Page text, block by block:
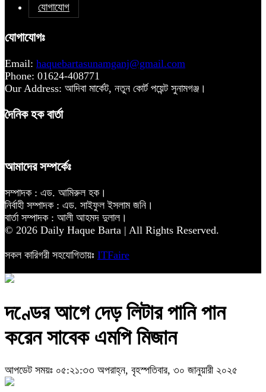
যোগাযোগ
যোগাযোগঃ
Email: haquebartasunamganj@gmail.com
Phone: 01624-408771
Our Address: আদিবা মার্কেট, নতুন কোর্ট পয়েন্ট সুনামগঞ্জ।
দৈনিক হক বার্তা
আমাদের সম্পর্কেঃ
সম্পাদক : এড. আমিরুল হক।
নির্বাহী সম্পাদক : এড. সাইফুল ইসলাম জনি।
বার্তা সম্পাদক : আলী আহমদ দুলাল।
© 2026 Daily Haque Barta | All Rights Reserved.
সকল কারিগরী সহযোগিতায়ঃ ITFaire
দণ্ডের আগে দেড় লিটার পানি পান
করেন সাবেক এমপি মিজান
আপডেট সময়ঃ ০৫:২১:৩৩ অপরাহ্ন, বৃহস্পতিবার, ৩০ জানুয়ারী ২০২৫